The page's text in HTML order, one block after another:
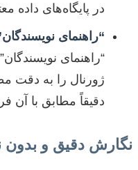
در پایگاه‌های داده
“راهنمای
ژورنال را به دقت
دقیقاً مطابق با آن
نگارش دقیق و